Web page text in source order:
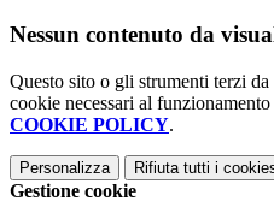
Nessun contenuto da
Questo sito o gli strumenti terzi
cookie necessari al
COOKIE POLICY.
Personalizza Rifiuta tutti i
Gestione cookie